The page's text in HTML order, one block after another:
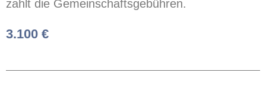
zahlt die Gemeinschaftsgebühren.
3.100 €